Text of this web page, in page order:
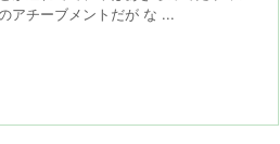
アチーブメントだが な ...